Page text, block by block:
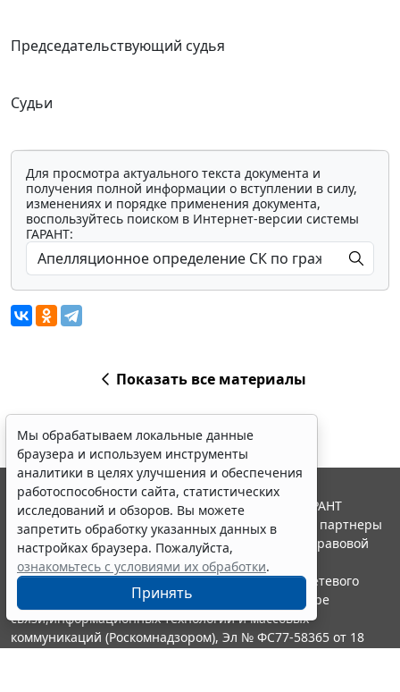
Председательствующий судья
Судьи
Для просмотра актуального текста документа и
получения полной информации о вступлении в силу,
изменениях и порядке применения документа,
воспользуйтесь поиском в Интернет-версии системы
ГАРАНТ:
Показать все материалы
Мы обрабатываем локальные данные
браузера и используем инструменты
аналитики в целях улучшения и обеспечения
работоспособности сайта, статистических
исследований и обзоров. Вы можете
запретить обработку указанных данных в
настройках браузера. Пожалуйста,
ознакомьтесь с условиями их обработки.
Принять
© ООО "НПП "ГАРАНТ-СЕРВИС", 2026. Система ГАРАНТ
выпускается с 1990 года. Компания "Гарант" и ее партнеры
являются участниками Российской ассоциации правовой
информации ГАРАНТ.
Портал ГАРАНТ.РУ зарегистрирован в качестве сетевого
издания Федеральной службой по надзору в сфере
связи,информационных технологий и массовых
коммуникаций (Роскомнадзором), Эл № ФС77-58365 от 18